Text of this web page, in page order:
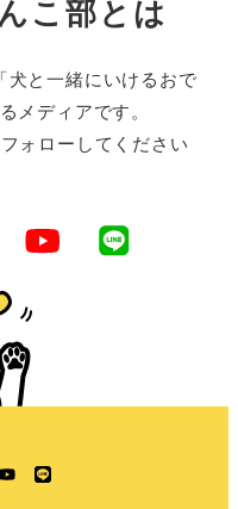
こ部とは
犬と一緒にいけるおで
メディアです。
ォローしてください
YouTube
LINE